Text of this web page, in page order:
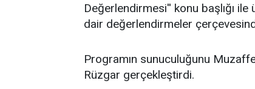
Değerlendirmesi'' konu başlığı
dair değerlendirmeler
Programın sunuculuğunu
Rüzgar gerçekleştirdi.